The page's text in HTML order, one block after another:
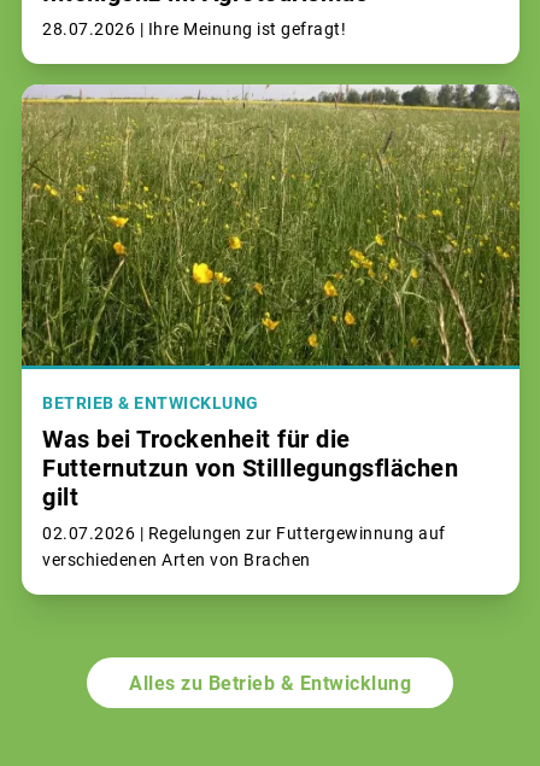
28.07.2026 | Ihre Meinung ist gefragt!
BETRIEB & ENTWICKLUNG
Was bei Trockenheit für die
Futternutzun von Stilllegungsflächen
gilt
02.07.2026 | Regelungen zur Futtergewinnung auf
verschiedenen Arten von Brachen
Alles zu Betrieb & Entwicklung